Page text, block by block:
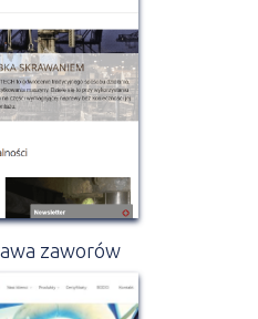
zaworów